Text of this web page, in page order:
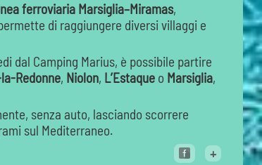
ferroviaria Marsiglia–Miramas,
di raggiungere diversi villaggi e
dal Camping Marius, è possibile partire
Redonne, Niolon, L’Estaque o Marsiglia,
senza auto, lasciando scorrere
sul Mediterraneo.
+